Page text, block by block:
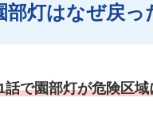
灯はなぜ戻っ
話で園部灯が危険区